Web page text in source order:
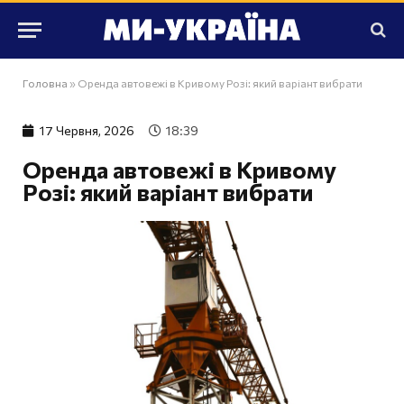
Головна » Оренда автовежі в Кривому Розі: який варіант вибрати
17 Червня, 2026 18:39
Оренда автовежі в Кривому
Розі: який варіант вибрати